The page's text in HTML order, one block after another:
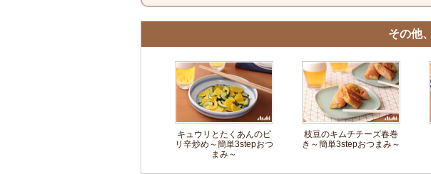
その他
キュウリとたくあんのピ
リ辛炒め～簡単3stepおつ
まみ～
枝豆のキムチチーズ春巻
き～簡単3stepおつまみ～